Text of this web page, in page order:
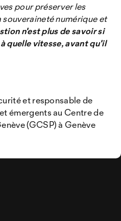
pour préserver les
numérique et
n'est plus de savoir si
quelle vitesse, avant qu'il
et responsable de
émergents au Centre de
(GCSP) à Genève